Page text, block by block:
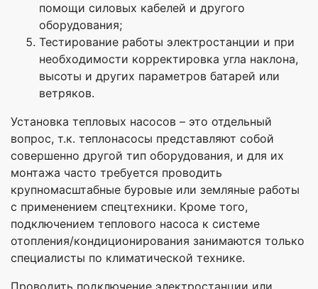
помощи силовых кабелей и другого
оборудования;
Тестирование работы электростанции и при
необходимости корректировка угла наклона,
высоты и других параметров батарей или
ветряков.
Установка тепловых насосов – это отдельный
вопрос, т.к. теплонасосы представляют собой
совершенно другой тип оборудования, и для их
монтажа часто требуется проводить
крупномасштабные буровые или земляные работы
с применением спецтехники. Кроме того,
подключением теплового насоса к системе
отопления/кондиционирования занимаются только
специалисты по климатической технике.